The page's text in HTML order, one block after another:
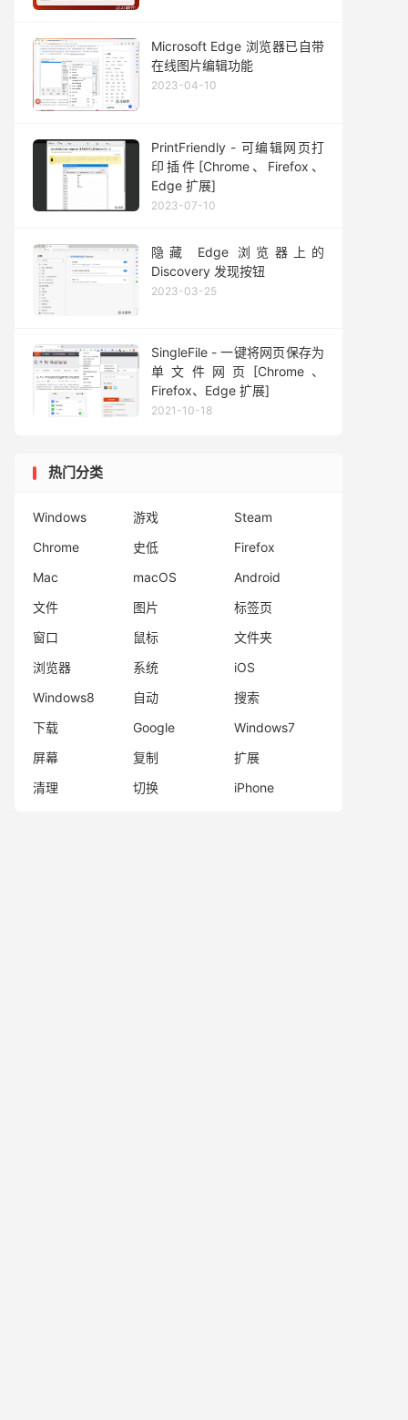
Microsoft Edge 浏览器已自带
在线图片编辑功能
2023-04-10
PrintFriendly - 可编辑网页打
印插件[Chrome、Firefox、
Edge 扩展]
2023-07-10
隐藏 Edge 浏览器上的
Discovery 发现按钮
2023-03-25
SingleFile - 一键将网页保存为
单文件网页[Chrome、
Firefox、Edge 扩展]
2021-10-18
热门分类
Windows 游戏
Steam
Chrome
史低
Firefox
Mac
macOS
Android
文件
图片
标签页
窗口
鼠标
文件夹
浏览器
系统
iOS
Windows8
自动
搜索
下载
Google
Windows7
屏幕
复制
扩展
清理
切换 iPhone